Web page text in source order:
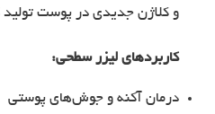
و کلاژن جدیدی در پوست تولید
کاربردهای لیزر سطحی:
درمان آکنه و جوش‌های پوستی